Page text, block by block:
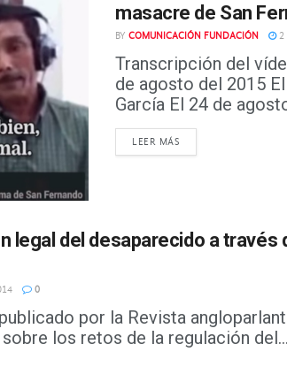
masacre de San
BY COMUNICACIÓN FUNDACIÓN 2
Transcripción del
de agosto del 2015
García El 24 de
LEER MÁS
legal del desaparecido a través
0
por la Revista
los retos de la regulación del...